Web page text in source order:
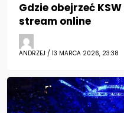
Gdzie obejrzeć
stream online
ANDRZEJ / 13 MARCA 2026, 23:38